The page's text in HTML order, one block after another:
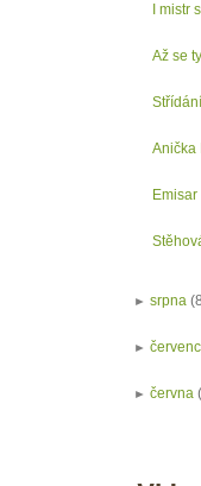
I mistr
Až se
Anička
Emisar
►srpna
►
►června